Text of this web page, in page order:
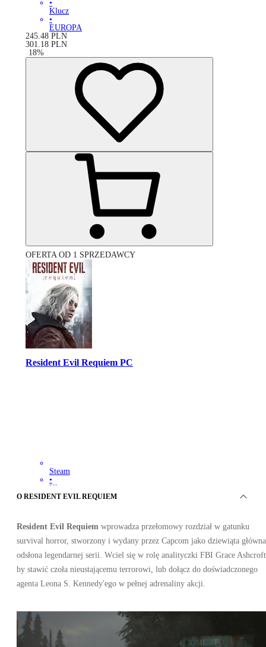
•
Klucz
•
EUROPA
245.48 PLN
301.18 PLN
-18%
OFERTA OD 1 SPRZEDAWCY
Resident Evil Requiem PC
Steam
•
Klucz
•
301.18
PLN
-30%
O RESIDENT EVIL REQUIEM
Resident Evil Requiem wprowadza przełomowy rozdział w gatunku
survival horror, stworzony i wydany przez Capcom jako dziewiąta główna
odsłona legendarnej serii. Wciel się w rolę analityczki FBI Grace
by stawić czoła nieustającemu terrorowi, lub dołącz do doświadczonego
agenta Leona S. Kennedy'ego w pełnej adrenaliny akcji.